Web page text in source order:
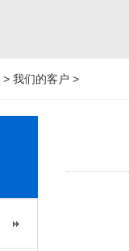
> 我们的客户 >